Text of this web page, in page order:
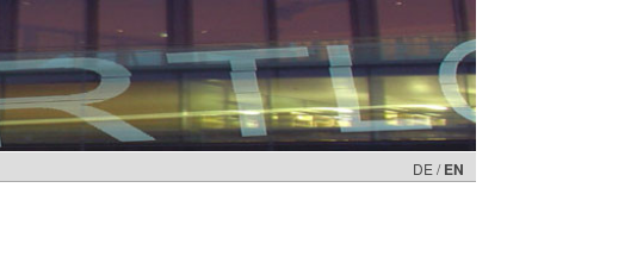
DE / EN